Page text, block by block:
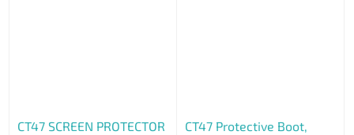
CT47 SCREEN PROTECTOR
CT47 Protective Boot,